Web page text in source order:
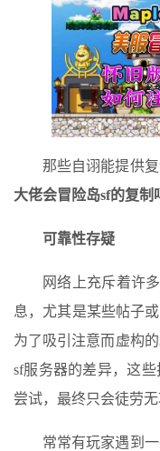
那些自诩能提供
大佬会冒险岛sf的复制
可靠性存疑
网络上充斥着许
息，尤其是某些帖子
为了吸引注意而虚构
sf服务器的差异，这
尝试，最终只会徒劳
常常有玩家遇到